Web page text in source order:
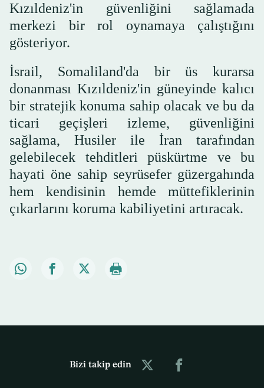
Kızıldeniz'in güvenliğini sağlamada
merkezi bir rol oynamaya çalıştığını
gösteriyor.
İsrail, Somaliland'da bir üs kurarsa
donanması Kızıldeniz'in güneyinde kalıcı
bir stratejik konuma sahip olacak ve bu da
ticari geçişleri izleme, güvenliğini
sağlama, Husiler ile İran tarafından
gelebilecek tehditleri püskürtme ve bu
hayati öne sahip seyrüsefer güzergahında
hem kendisinin hemde müttefiklerinin
çıkarlarını koruma kabiliyetini artıracak.
Bizi takip edin